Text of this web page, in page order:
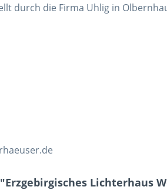
durch die Firma Uhlig in
Lichterhaus